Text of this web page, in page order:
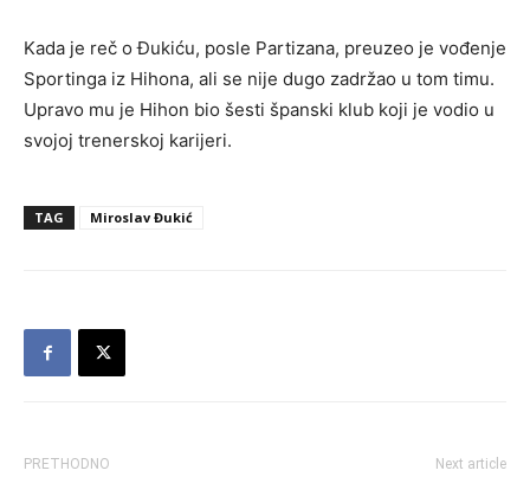
Kada je reč o Đukiću, posle Partizana, preuzeo je vođenje
Sportinga iz Hihona, ali se nije dugo zadržao u tom timu.
Upravo mu je Hihon bio šesti španski klub koji je vodio u
svojoj trenerskoj karijeri.
TAG Miroslav Đukić
PRETHODNO Next article